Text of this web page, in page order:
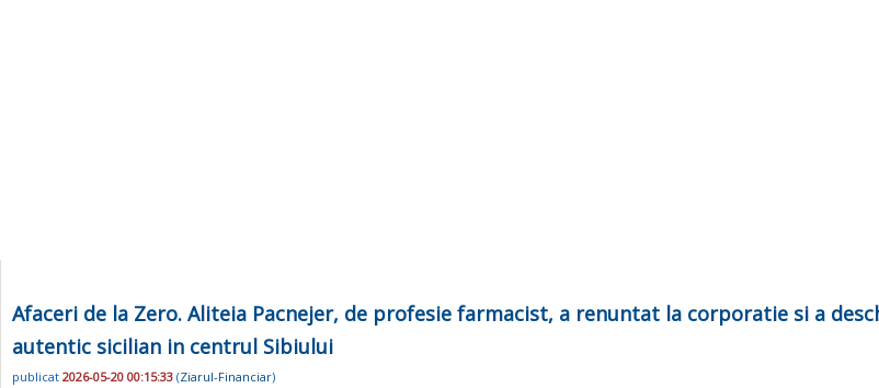
Afaceri de la Zero. Aliteia Pacnejer, de profesie farmacist, a renuntat la corporatie si a
autentic sicilian in centrul Sibiului
publicat 2026-05-20 00:15:33 (Ziarul-Financiar)